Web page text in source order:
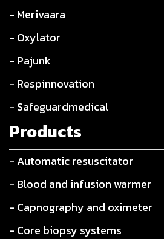
- Merivaara
- Oxylator
- Pajunk
- Respinnovation
- Safeguardmedical
Products
- Automatic resuscitator
- Blood and infusion warmer
- Capnography and oximeter
- Core biopsy systems